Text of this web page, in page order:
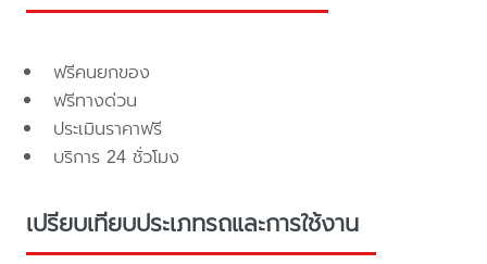
ฟรีคนยกของ
ฟรีทางด่วน
ประเมินราคาฟรี
บริการ 24 ชั่วโมง
เปรียบเทียบประเภทรถและการใช้งาน